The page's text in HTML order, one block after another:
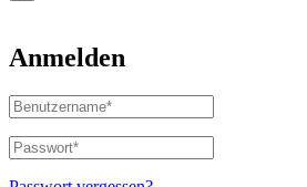
Anmelden
Benutzername
oder
E-
Mail-
Adresse*
Passwort*
Erforderlich